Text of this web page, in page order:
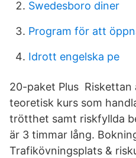
Swedesboro diner
Program för att
Idrott engelska pe
20-paket Plus Riskettan
teoretisk kurs som
trötthet samt riskfyllda
är 3 timmar lång.
Trafikövningsplats &